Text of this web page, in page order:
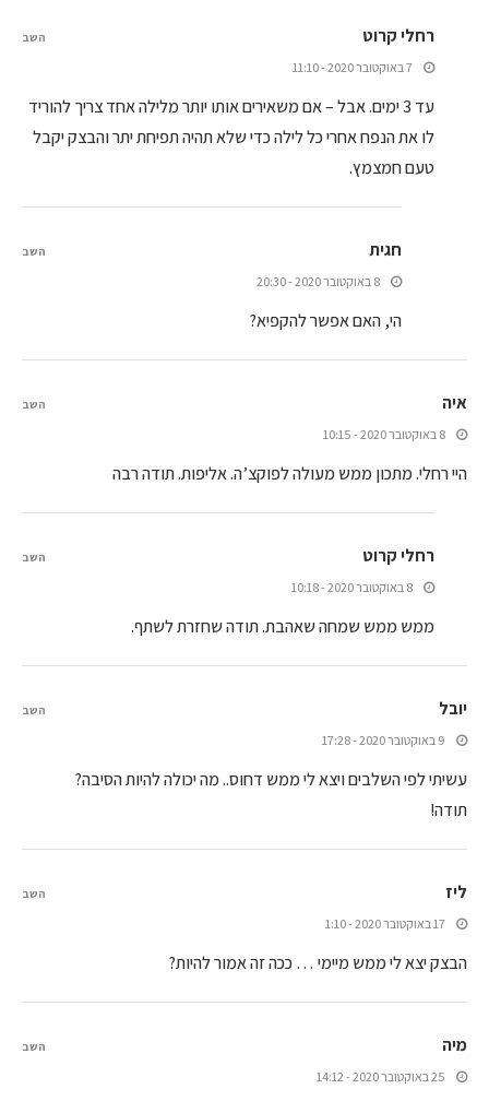
רחלי קרוט
7 באוקטובר 2020 - 11:10
עד 3 ימים. אבל – אם משאירים אותו יותר מלילה אחד צריך להוריד
לו את הנפח אחרי כל לילה כדי שלא תהיה תפיחת יתר והבצק יקבל
טעם חמצמץ.
השב
חגית
8 באוקטובר 2020 - 20:30
הי, האם אפשר להקפיא?
השב
איה
8 באוקטובר 2020 - 10:15
היי רחלי. מתכון ממש מעולה לפוקצ’ה. אליפות. תודה רבה
השב
רחלי קרוט
8 באוקטובר 2020 - 10:18
ממש ממש שמחה שאהבת. תודה שחזרת לשתף.
השב
יובל
9 באוקטובר 2020 - 17:28
עשיתי לפי השלבים ויצא לי ממש דחוס.. מה יכולה להיות הסיבה?
תודה!
השב
ליז
17 באוקטובר 2020 - 1:10
הבצק יצא לי ממש מיימי … ככה זה אמור להיות?
השב
מיה
25 באוקטובר 2020 - 14:12
השב